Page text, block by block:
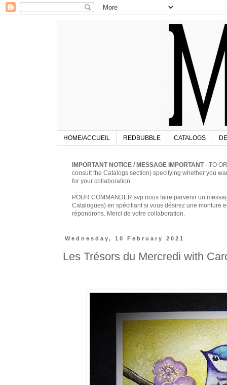
HOME/ACCUEIL REDBUBBLE CATALOGS
IMPORTANT NOTICE / MESSAGE IMPORTANT- TO
consult the Catalogs section) specifying whether you
for your collaboration.
POUR COMMANDER svp nous faire parvenir un
Catalogues) en spécifiant si vous désirez une monture
répondrons. Merci de votre collaboration.
Wednesday, 10 February 2021
Les Trésors du Mercredi with